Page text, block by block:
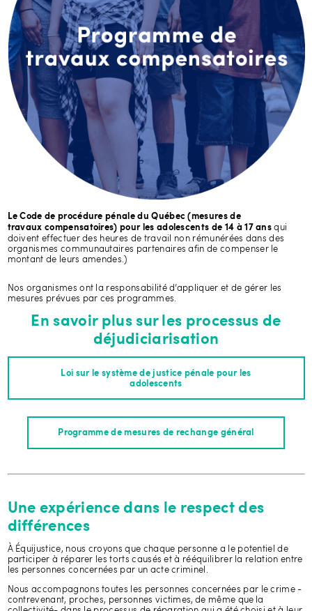
Le Code de procédure pénale du Québec (mesures de
travaux compensatoires) pour les adolescents de 14 à 17 ans qui
doivent effectuer des heures de travail non rémunérées dans des
organismes communautaires partenaires afin de compenser le
montant de leurs amendes.)
Nos organismes ont la responsabilité d’appliquer et de gérer les
mesures prévues par ces programmes.
En savoir plus sur les processus de
déjudiciarisation
Loi sur le système de justice pénale pour les
adolescents
Programme de mesures de rechange général
Une expérience dans le respect des
différences
À Équijustice, nous croyons que chaque personne a le potentiel de
participer à réparer les torts causés et à rééquilibrer la relation entre
les personnes concernées par un acte criminel.
Nous accompagnons toutes les personnes concernées par le crime -
contrevenant, proches, personnes victimes, de même que la